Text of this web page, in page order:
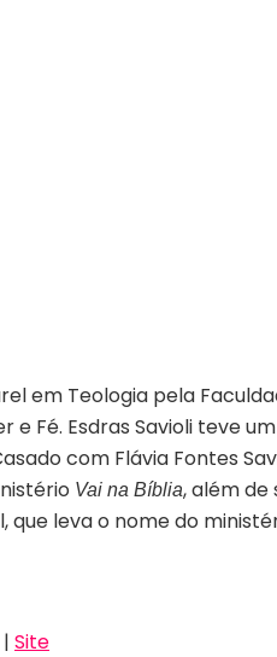
em Teologia pela
e Fé. Esdras Savioli teve
com Flávia Fontes
Vai na Bíblia, além
que leva o nome do
| Site